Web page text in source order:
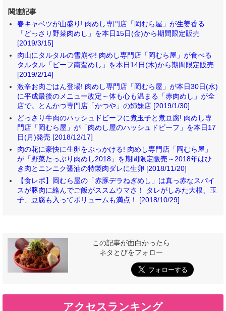
関連記事
春キャベツが山盛り! 肉めし専門店「岡むら屋」が生姜香る
「どっさり野菜肉めし」を本日15日(金)から期間限定販売
[2019/3/15]
肉山にタルタルの雪崩や! 肉めし専門店「岡むら屋」が食べる
タルタル「ビーフ南蛮めし」を本日14日(木)から期間限定販売
[2019/2/14]
激辛お肉ごはん登場! 肉めし専門店「岡むら屋」が本日30日(水)
に平成最後のメニュー改定～体も心も温まる「赤肉めし」が全
店で。とんかつ専門店「かつや」の姉妹店 [2019/1/30]
どっさり牛肉のハッシュドビーフに煮玉子と煮豆腐! 肉めし専
門店「岡むら屋」が「肉めし屋のハッシュドビーフ」を本日17
日(月)発売 [2018/12/17]
肉の花に豪快に生卵をぶっかける! 肉めし専門店「岡むら屋」
が「野菜たっぷり肉めし2018」を期間限定販売～2018年はひ
き肉とニンニク醤油の特製肉ダレに生卵 [2018/11/20]
【食レポ】岡むら屋の「赤豚デラねぎめし」は真っ赤なスパイ
スが豚肉に絡んでご飯がススムウマさ！ タレがしみた大根、玉
子、豆腐も入ってボリュームも満点！ [2018/10/29]
この記事が面白かったら
ネタとぴをフォロー
アクセスランキング